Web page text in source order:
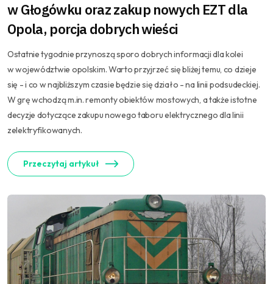
w Głogówku oraz zakup nowych EZT dla
Opola, porcja dobrych wieści
Ostatnie tygodnie przynoszą sporo dobrych informacji dla kolei
w województwie opolskim. Warto przyjrzeć się bliżej temu, co dzieje
się - i co w najbliższym czasie będzie się działo - na linii podsudeckiej.
W grę wchodzą m.in. remonty obiektów mostowych, a także istotne
decyzje dotyczące zakupu nowego taboru elektrycznego dla linii
zelektryfikowanych.
Przeczytaj artykuł